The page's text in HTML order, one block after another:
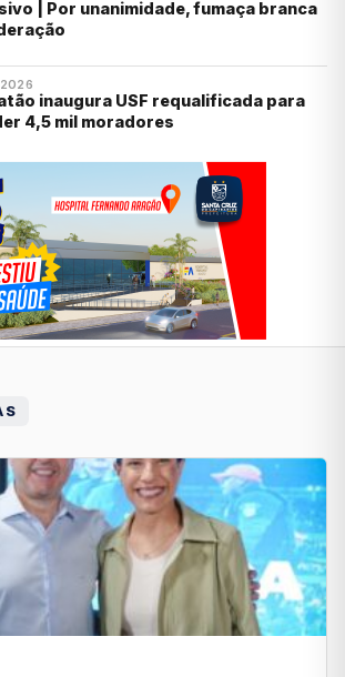
| Por unanimidade, fumaça branca
inaugura USF requalificada para
4,5 mil moradores